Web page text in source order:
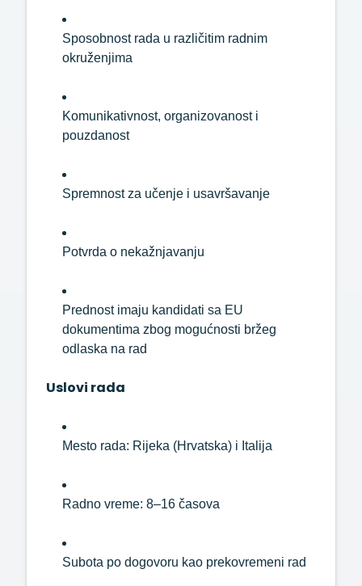
Sposobnost rada u različitim radnim
okruženjima
Komunikativnost, organizovanost i
pouzdanost
Spremnostza učenje i usavršavanje
Potvrda o nekažnjavanju
Prednost imaju kandidati sa EU
dokumentima zbog mogućnosti bržeg
odlaska na rad
Uslovi rada
Mesto rada: Rijeka (Hrvatska) i Italija
Radno vreme: 8–16 časova
Subota po dogovoru kao prekovremeni rad